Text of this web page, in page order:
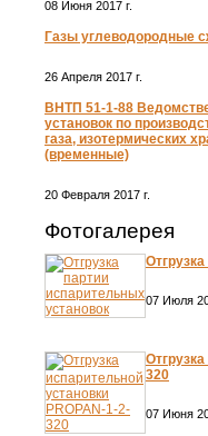
08 Июня 2017 г.
Газы углеводородные
26 Апреля 2017 г.
ВНТП 51-1-88
установок по
газа, изотермических
(временные)
20 Февраля 2017 г.
Фотогалерея
07 Июля
320
07 Июня